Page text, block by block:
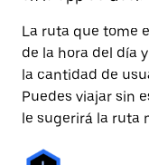
La ruta que tome
de la hora del día
la cantidad de
Puedes viajar sin
le sugerirá la ruta